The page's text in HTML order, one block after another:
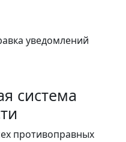
уведомлений
система
противоправных